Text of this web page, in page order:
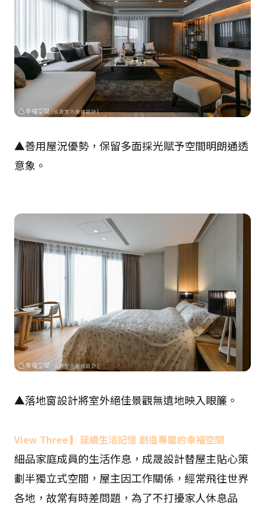
▲善用屋況優勢，保留多面採光賦予空間明朗通透
意象。
▲落地窗設計將室外絕佳景觀無遺地映入眼簾。
View Three▎ 延續生活記憶 創造專屬的幸福空間
細品家庭成員的生活作息，成晟設計替屋主貼心策
劃半獨立式空間，屋主因工作關係，經常飛往世界
各地，故常有時差問題，為了不打擾家人休息品